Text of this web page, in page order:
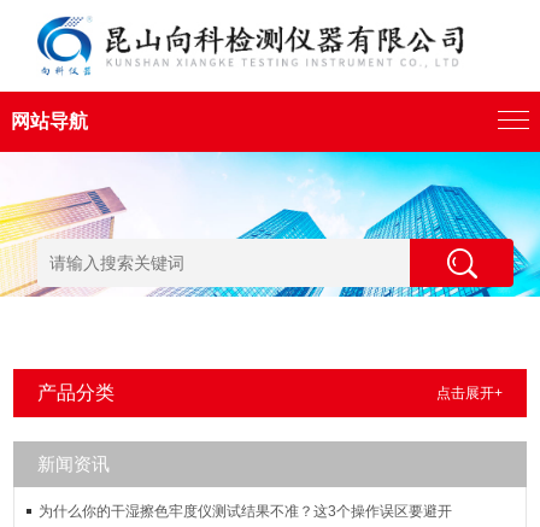
网站导航
产品分类 点击展开+
新闻资讯
为什么你的干湿擦色牢度仪测试结果不准？这3个操作误区要避开